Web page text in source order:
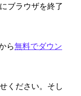
ブラウザを終了
ら無料でダウン
ください。そし